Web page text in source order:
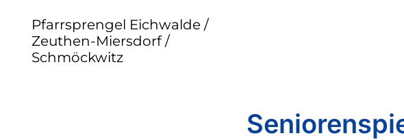
Pfarrsprengel Eichwalde /
Zeuthen-Miersdorf /
Schmöckwitz